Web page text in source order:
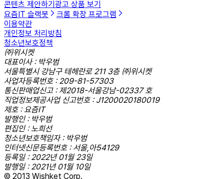
콘텐츠 제안하기 광고 상품 보기
요즘IT 슬랙봇
크롬 확장 프로그램
이용약관
개인정보 처리방침
청소년보호정책
㈜위시켓
대표이사 : 박우범
서울특별시 강남구 테헤란로 211 3층 ㈜위시켓
사업자등록번호 : 209-81-57303
통신판매업신고 : 제2018-서울강남-02337 호
직업정보제공사업 신고번호 : J1200020180019
제호 : 요즘IT
발행인 : 박우범
편집인 : 노희선
청소년보호책임자 : 박우범
인터넷신문등록번호 : 서울,아54129
등록일 : 2022년 01월 23일
발행일 : 2021년 01월 10일
© 2013 Wishket Corp.